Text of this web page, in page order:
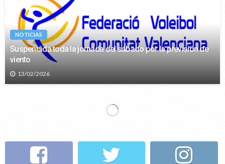
NOTICIAS
Suspendida toda la jornada del sábado por la previsión de
viento
13/02/2026
NOTICIAS